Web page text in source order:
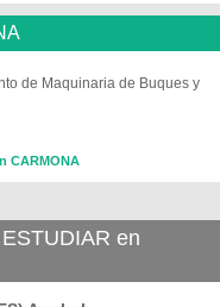
de Maquinaria de Buques y
CARMONA
en